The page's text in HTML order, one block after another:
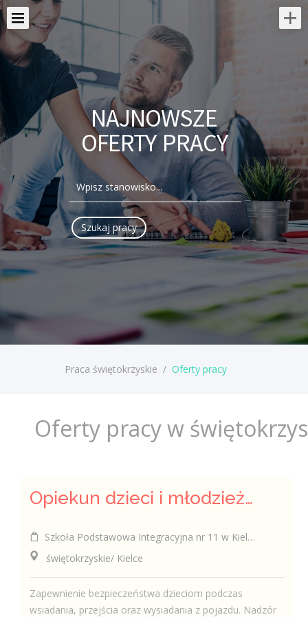
NAJNOWSZE
OFERTY PRACY
Praca świętokrzyskie / Oferty pracy
Oferty pracy w
Opiekun dzieci i młodzieży (w czasie przewozu, przejścia przez jezdnię)(k/m)
Szkoła Podstawowa Integracyjna nr 11 w Kielcach
świętokrzyskie/ Kielce
Zapewnienie bezpieczeństwa dzieciom podczas
wsiadania, przejścia oraz wysiadania z pojazdu. Nadzór